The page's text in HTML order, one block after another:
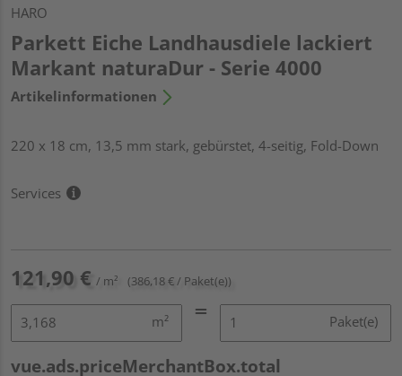
HARO
Parkett Eiche Landhausdiele lackiert
Markant naturaDur - Serie 4000
Artikelinformationen
220 x 18 cm, 13,5 mm stark, gebürstet, 4-seitig, Fold-Down
Services
121,90 € / m² (386,18 € / Paket(e))
m² Paket(e)
vue.ads.priceMerchantBox.total